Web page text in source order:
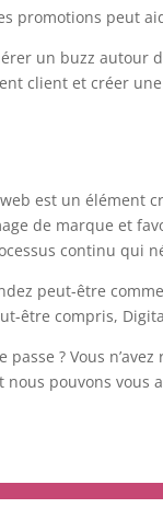
promotions peut
un buzz autour
client et créer
est un élément
de marque et
continu qui
peut-être
être compris,
passe ? Vous
pouvons vous